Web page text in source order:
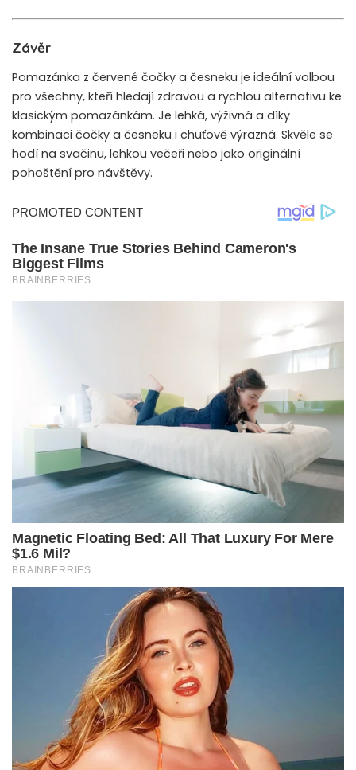
Závěr
Pomazánka z červené čočky a česneku je ideální volbou
pro všechny, kteří hledají zdravou a rychlou alternativu ke
klasickým pomazánkám. Je lehká, výživná a díky
kombinaci čočky a česneku i chuťově výrazná. Skvěle se
hodí na svačinu, lehkou večeři nebo jako originální
pohoštění pro návštěvy.